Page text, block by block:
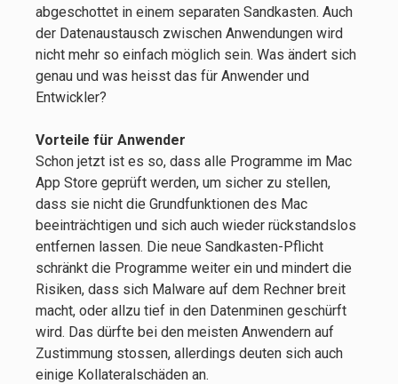
abgeschottet in einem separaten Sandkasten. Auch
der Datenaustausch zwischen Anwendungen wird
nicht mehr so einfach möglich sein. Was ändert sich
genau und was heisst das für Anwender und
Entwickler?
Vorteile für Anwender
Schon jetzt ist es so, dass alle Programme im Mac
App Store geprüft werden, um sicher zu stellen,
dass sie nicht die Grundfunktionen des Mac
beeinträchtigen und sich auch wieder rückstandslos
entfernen lassen. Die neue Sandkasten-Pflicht
schränkt die Programme weiter ein und mindert die
Risiken, dass sich Malware auf dem Rechner breit
macht, oder allzu tief in den Datenminen geschürft
wird. Das dürfte bei den meisten Anwendern auf
Zustimmung stossen, allerdings deuten sich auch
einige Kollateralschäden an.